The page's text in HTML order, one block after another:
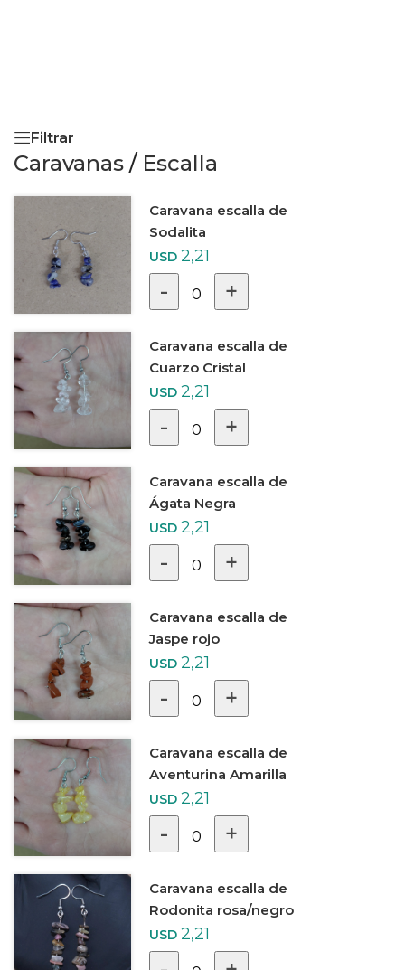
Filtrar
Caravanas / Escalla
Caravana escalla de
Sodalita
USD 2,21
- 0 +
Caravana escalla de
Cuarzo Cristal
USD 2,21
- 0 +
Caravana escalla de
Ágata Negra
USD 2,21
- 0 +
Caravana escalla de
Jaspe rojo
USD 2,21
- 0 +
Caravana escalla de
Aventurina Amarilla
USD 2,21
- 0 +
Caravana escalla de
Rodonita rosa/negro
USD 2,21